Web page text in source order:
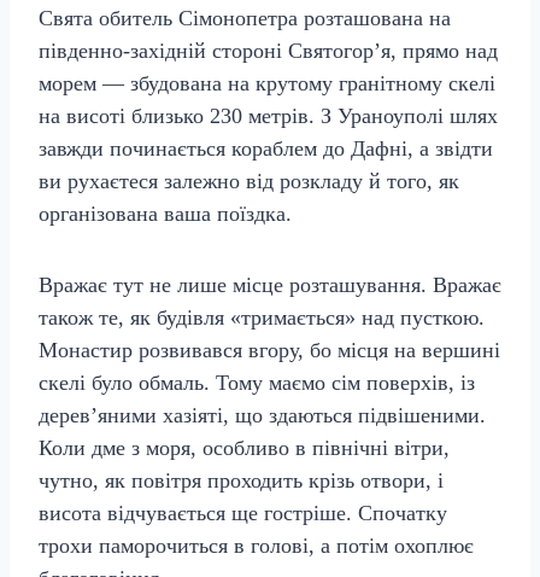
Свята обитель Сімонопетра розташована на
південно-західній стороні Святогор’я, прямо над
морем — збудована на крутому гранітному скелі
на висоті близько 230 метрів. З Ураноуполі шлях
завжди починається кораблем до Дафні, а звідти
ви рухаєтеся залежно від розкладу й того, як
організована ваша поїздка.
Вражає тут не лише місце розташування. Вражає
також те, як будівля «тримається» над пусткою.
Монастир розвивався вгору, бо місця на вершині
скелі було обмаль. Тому маємо сім поверхів, із
дерев’яними хазіяті, що здаються підвішеними.
Коли дме з моря, особливо в північні вітри,
чутно, як повітря проходить крізь отвори, і
висота відчувається ще гостріше. Спочатку
трохи паморочиться в голові, а потім охоплює